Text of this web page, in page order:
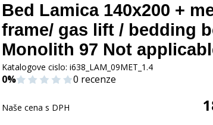
Bed Lamica 140x200 +
frame/ gas lift / bedding
Monolith 97 Not
Katalogove cislo: i638_LAM_09MET_1.4
0% 0 recenze
Naše cena s DPH